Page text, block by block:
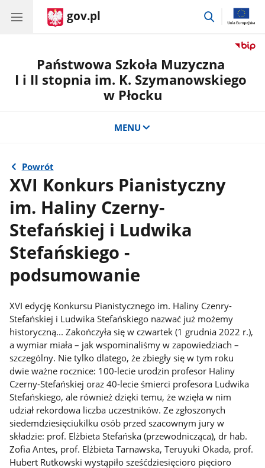
gov.pl
przejdź
Państwowa Szkoła Muzyczna
I i II stopnia im. K. Szymanowskiego
w Płocku
MENU
Powrót
XVI Konkurs Pianistyczny
im. Haliny Czerny-
Stefańskiej i Ludwika
Stefańskiego -
podsumowanie
XVI edycję Konkursu Pianistycznego im. Haliny Czenry-
Stefańskiej i Ludwika Stefańskiego nazwać już możemy
historyczną... Zakończyła się w czwartek (1 grudnia 2022 r.),
a wymiar miała – jak wspominaliśmy w zapowiedziach –
szczególny. Nie tylko dlatego, że zbiegły się w tym roku
dwie ważne rocznice: 100-lecie urodzin profesor Haliny
Czerny-Stefańskiej oraz 40-lecie śmierci profesora Ludwika
Stefańskiego, ale również dzięki temu, że wzięła w nim
udział rekordowa liczba uczestników. Ze zgłoszonych
siedemdziesięciukilku osób przed szacownym jury w
składzie: prof. Elżbieta Stefańska (przewodnicząca), dr hab.
Zofia Antes, prof. Elżbieta Tarnawska, Teruyuki Okada, prof.
Hubert Rutkowski wystąpiło sześćdziesięcioro pięcioro